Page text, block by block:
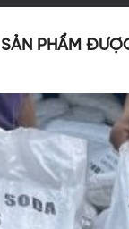
SẢN PHẨM